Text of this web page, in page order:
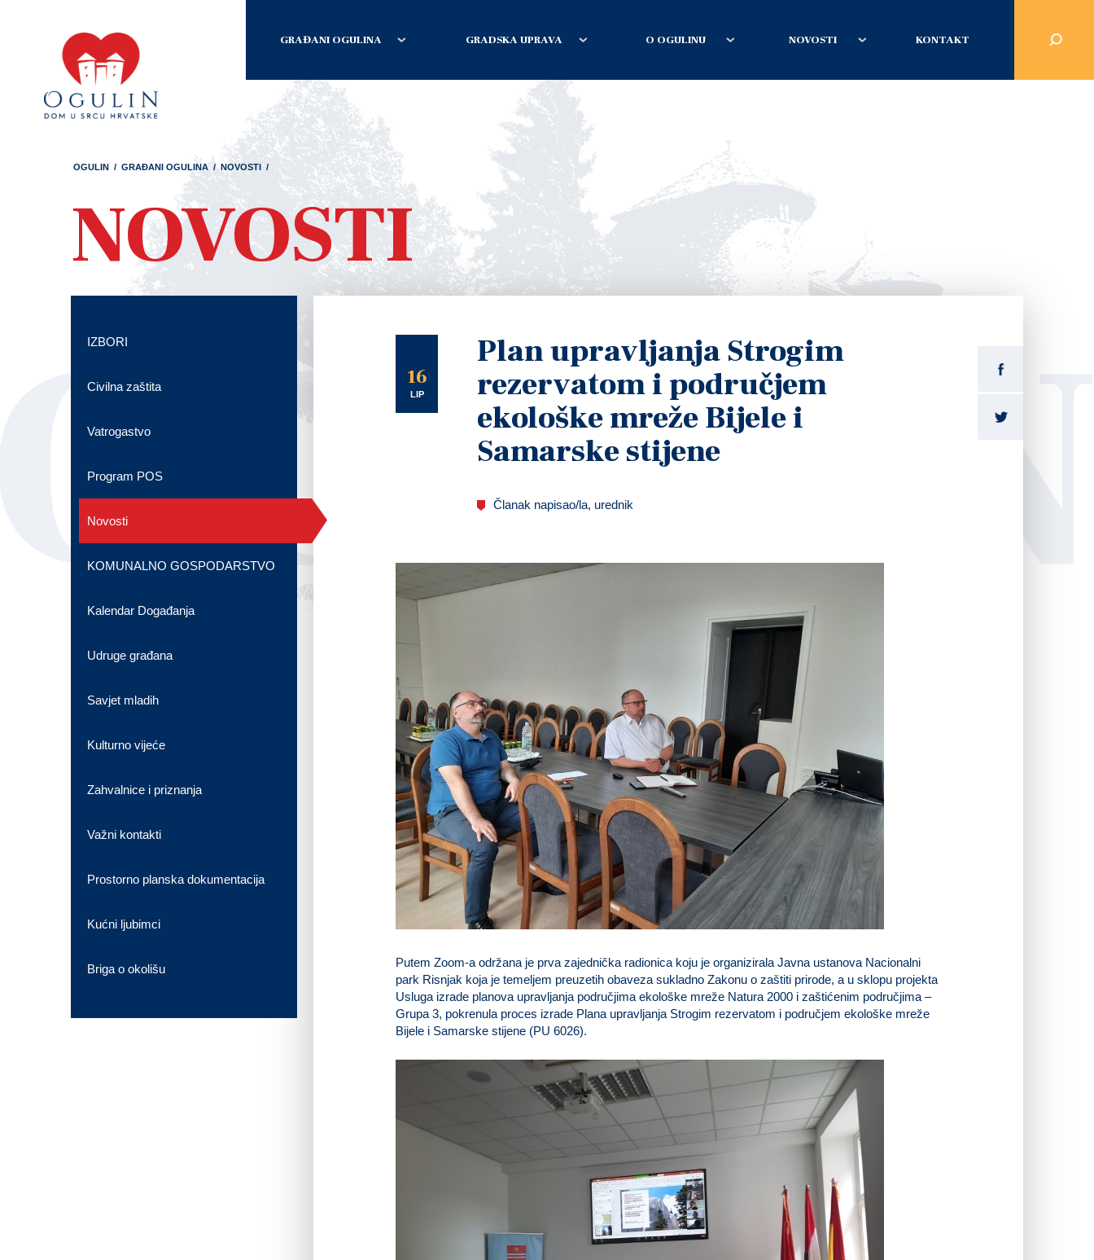
GRAĐANI OGULINA GRADSKA UPRAVA O OGULINU NOVOSTI KONTAKT
OGULIN / GRAĐANI OGULINA / NOVOSTI /
NOVOSTI
16
LIP
Plan upravljanja Strogim
rezervatom i područjem
ekološke mreže Bijele i
Samarske stijene
Članak napisao/la, urednik
Putem Zoom-a održana je prva zajednička radionica koju je organizirala Javna ustanova Nacionalni
park Risnjak koja je temeljem preuzetih obaveza sukladno Zakonu o zaštiti prirode, a u sklopu projekta
Usluga izrade planova upravljanja područjima ekološke mreže Natura 2000 i zaštićenim područjima –
Grupa 3, pokrenula proces izrade Plana upravljanja Strogim rezervatom i područjem ekološke mreže
Bijele i Samarske stijene (PU 6026).
IZBORI
Civilna zaštita
Vatrogastvo
Program POS
Novosti
KOMUNALNO GOSPODARSTVO
Kalendar Događanja
Udruge građana
Savjet mladih
Kulturno vijeće
Zahvalnice i priznanja
Važni kontakti
Prostorno planska dokumentacija
Kućni ljubimci
Briga o okolišu